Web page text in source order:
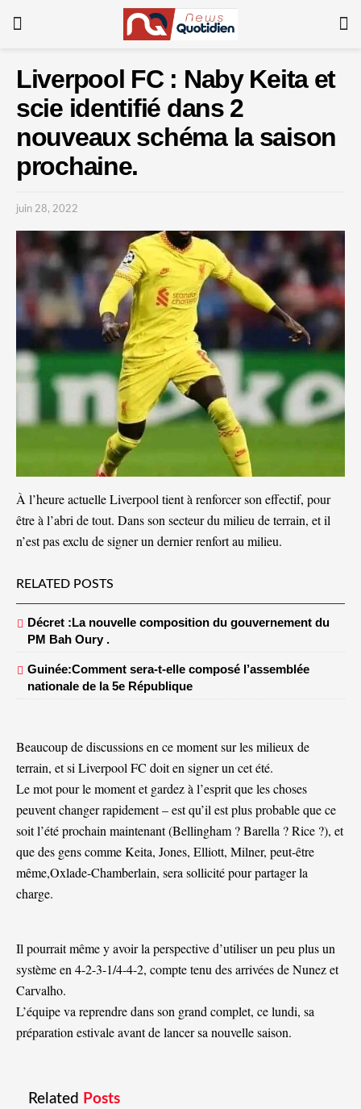
Liverpool FC : Naby Keita et
scie identifié dans 2
nouveaux schéma la saison
prochaine.
juin 28, 2022
À l’heure actuelle Liverpool tient à renforcer son effectif, pour
être à l’abri de tout. Dans son secteur du milieu de terrain, et il
n’est pas exclu de signer un dernier renfort au milieu.
RELATED POSTS
Décret :La nouvelle composition du gouvernement du
PM Bah Oury .
Guinée:Comment sera-t-elle composé l’assemblée
nationale de la 5e République
Beaucoup de discussions en ce moment sur les milieux de
terrain, et si Liverpool FC doit en signer un cet été.
Le mot pour le moment et gardez à l’esprit que les choses
peuvent changer rapidement – est qu’il est plus probable que ce
soit l’été prochain maintenant (Bellingham ? Barella ? Rice ?), et
que des gens comme Keita, Jones, Elliott, Milner, peut-être
même,Oxlade-Chamberlain, sera sollicité pour partager la
charge.
Il pourrait même y avoir la perspective d’utiliser un peu plus un
système en 4-2-3-1/4-4-2, compte tenu des arrivées de Nunez et
Carvalho.
L’équipe va reprendre dans son grand complet, ce lundi, sa
préparation estivale avant de lancer sa nouvelle saison.
Related Posts